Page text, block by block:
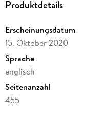
Produktdetails
Erscheinungsdatum
15. Oktober 2020
Sprache
englisch
Seitenanzahl
455